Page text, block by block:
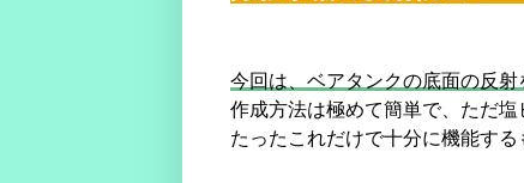
今回は、ベアタンクの底面の反射
作成方法は極めて簡単で、ただ塩
たったこれだけで十分に機能す